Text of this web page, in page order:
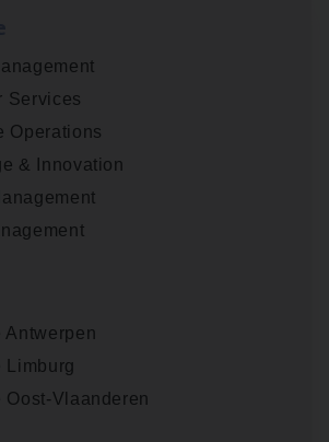
Services
Operations
& Innovation
Antwerpen
Limburg
Oost-Vlaanderen
Trans­port
Gewaar­borgd Inkomen
Onder­ne­min­gen Van­b­